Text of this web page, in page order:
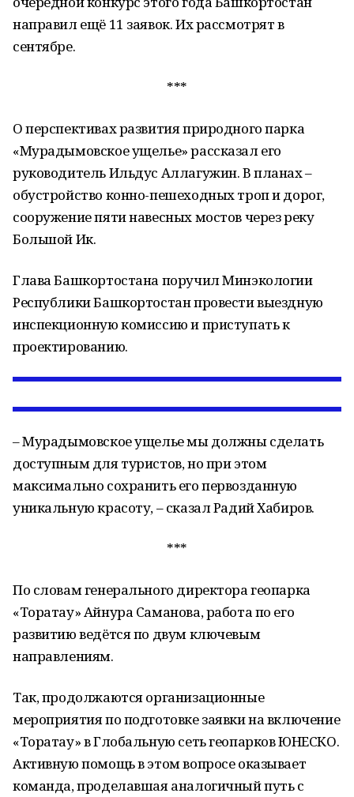
направил ещё 11 заявок. Их рассмотрят в
сентябре.
***
О перспективах развития природного парка
«Мурадымовское ущелье» рассказал его
руководитель Ильдус Аллагужин. В планах –
обустройство конно-пешеходных троп и дорог,
сооружение пяти навесных мостов через реку
Большой Ик.
Глава Башкортостана поручил Минэкологии
Республики Башкортостан провести выездную
инспекционную комиссию и приступать к
проектированию.
– Мурадымовское ущелье мы должны сделать
доступным для туристов, но при этом
максимально сохранить его первозданную
уникальную красоту, – сказал Радий Хабиров.
***
По словам генерального директора геопарка
«Торатау» Айнура Саманова, работа по его
развитию ведётся по двум ключевым
направлениям.
Так, продолжаются организационные
мероприятия по подготовке заявки на включение
«Торатау» в Глобальную сеть геопарков ЮНЕСКО.
Активную помощь в этом вопросе оказывает
команда, проделавшая аналогичный путь с